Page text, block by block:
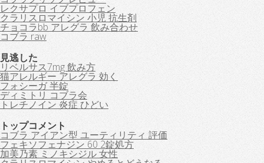
レクサプロ イブプロフェン
クラリスロマイシン 小児 抗生剤
チョコラbb アレグラ 飲み合わせ
コブラ raw
見逃した
リベルサス7mg 飲み方
猫アレルギー アレグラ 効く
フォシーガ 半錠
ディミトリ コブラ会
トレチノイン 炎症 ひどい
トップコメント
コブラ アイアン型 ユーティリティ 評価
フェキソフェナジン 60 2錠処方
加美乃素 ミノキシジル 女性